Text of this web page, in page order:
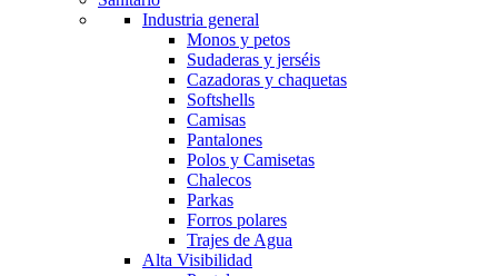
Industria general
Monos y petos
Sudaderas y jerséis
Cazadoras y chaquetas
Softshells
Camisas
Pantalones
Polos y Camisetas
Chalecos
Parkas
Forros polares
Trajes de Agua
Alta Visibilidad